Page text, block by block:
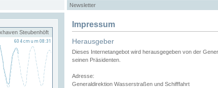
Newsletter
Steubenhöft
Impressum
Herausgeber
Dieses Internetangebot wird herausgegeben von der
seinen Präsidenten.
Adresse:
Generaldirektion Wasserstraßen und Schifffahrt